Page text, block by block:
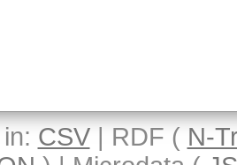
CSV| RDF ( N-